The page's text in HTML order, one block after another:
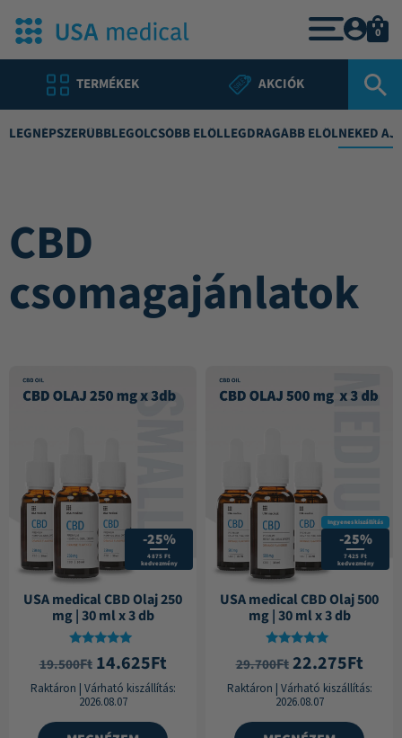
TERMÉKEK AKCIÓK
0
LEGNÉPSZERŰBBLEGOLCSÓBB ELŐLLEGDRÁGÁBB ELŐLNEKED
CBD
csomagajánlatok
-25%
4 875 Ft
kedvezmény
USA medical CBD Olaj 250
mg | 30 ml x 3 db
Értékelés:
4.92
19.500Ft 14.625Ft
Raktáron | Várható kiszállítás:
2026.08.07
Ingyenes kiszállítás
-25%
7 425 Ft
kedvezmény
USA medical CBD Olaj 500
mg | 30 ml x 3 db
Értékelés:
4.91
29.700Ft 22.275Ft
Raktáron | Várható kiszállítás:
2026.08.07